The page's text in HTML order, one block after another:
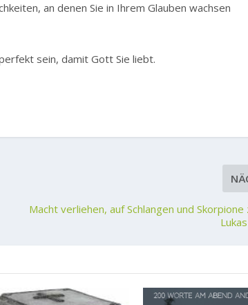
an denen Sie in Ihrem Glauben wachsen
sein, damit Gott Sie liebt.
Macht verliehen, auf Schlangen und